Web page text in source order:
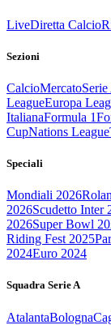
LiveDiretta Calcio
Sezioni
CalcioMercatoSerie
LeagueEuropa
ItalianaFormula 1
CupNations League
Speciali
Mondiali 2026
2026Scudetto Inter
2026Super Bowl
Riding Fest 2025
2024Euro 2024
Squadra Serie A
AtalantaBologna